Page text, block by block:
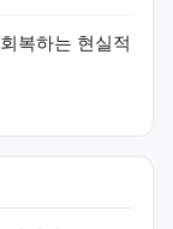
복하는 현실적